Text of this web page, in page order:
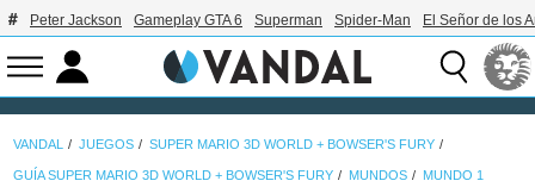
Peter Jackson Gameplay GTA 6 Superman Spider-Man El Señor de los
VANDAL JUEGOS SUPER MARIO 3D WORLD + BOWSER'S FURY
GUÍA SUPER MARIO 3D WORLD + BOWSER'S FURY MUNDOS MUNDO 1